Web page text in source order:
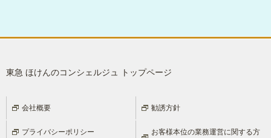
東急 ほけんのコンシェルジュ トップページ
会社概要 勧誘方針
プライバシーポリシー
お客様本位の業務運営に関する方